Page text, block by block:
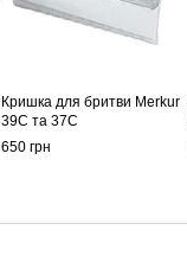
Кришка для бритви Merkur
39С та 37С
650 грн